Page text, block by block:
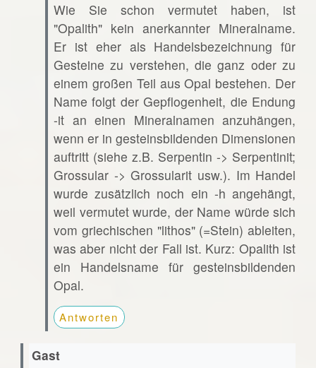
Wie Sie schon vermutet haben, ist
"Opalith" kein anerkannter Mineralname.
Er ist eher als Handelsbezeichnung für
Gesteine zu verstehen, die ganz oder zu
einem großen Teil aus Opal bestehen. Der
Name folgt der Gepflogenheit, die Endung
-it an einen Mineralnamen anzuhängen,
wenn er in gesteinsbildenden Dimensionen
auftritt (siehe z.B. Serpentin -> Serpentinit;
Grossular -> Grossularit usw.). Im Handel
wurde zusätzlich noch ein -h angehängt,
weil vermutet wurde, der Name würde sich
vom griechischen "lithos" (=Stein) ableiten,
was aber nicht der Fall ist. Kurz: Opalith ist
ein Handelsname für gesteinsbildenden
Opal.
Antworten
Gast